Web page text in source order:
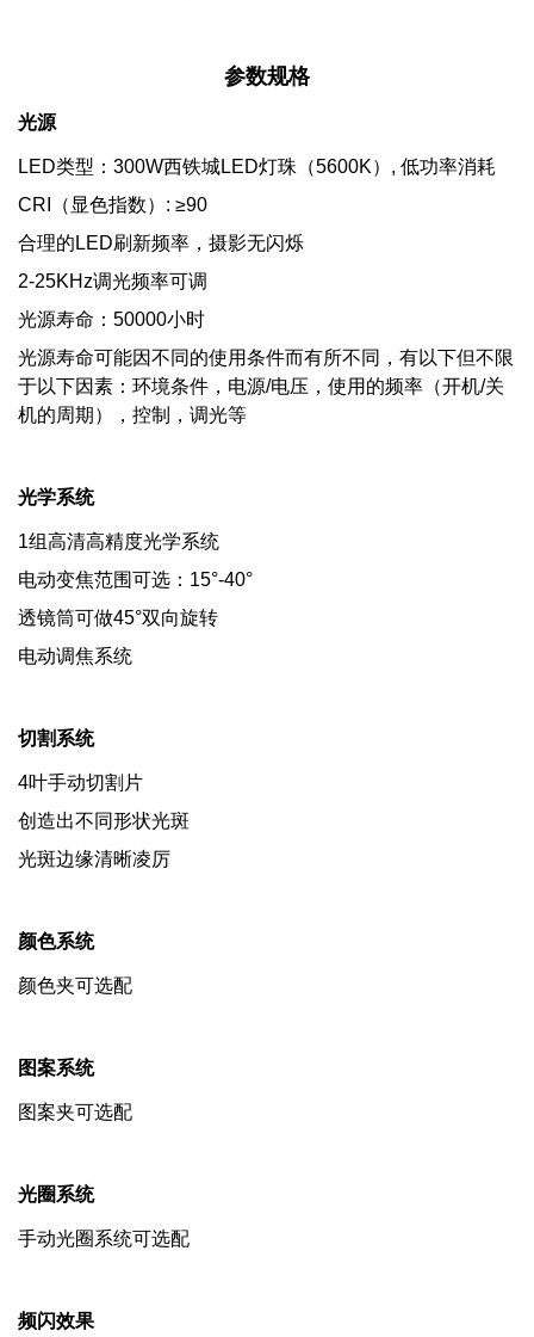
参数规格
光源
LED类型：300W西铁城LED灯珠（5600K）, 低功率消耗
CRI（显色指数）: ≥90
合理的LED刷新频率，摄影无闪烁
2-25KHz调光频率可调
光源寿命：50000小时
光源寿命可能因不同的使用条件而有所不同，有以下但不限
于以下因素：环境条件，电源/电压，使用的频率（开机/关
机的周期），控制，调光等
光学系统
1组高清高精度光学系统
电动变焦范围可选：15°-40°
透镜筒可做45°双向旋转
电动调焦系统
切割系统
4叶手动切割片
创造出不同形状光斑
光斑边缘清晰凌厉
颜色系统
颜色夹可选配
图案系统
图案夹可选配
光圈系统
手动光圈系统可选配
频闪效果